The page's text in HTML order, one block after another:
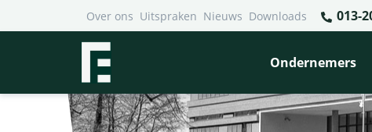
Over ons Uitspraken Nieuws Downloads 013-
Ondernemers